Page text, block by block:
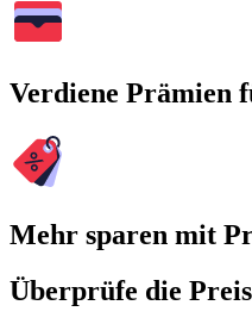
Verdiene Prämien
Mehr sparen mit
Überprüfe die